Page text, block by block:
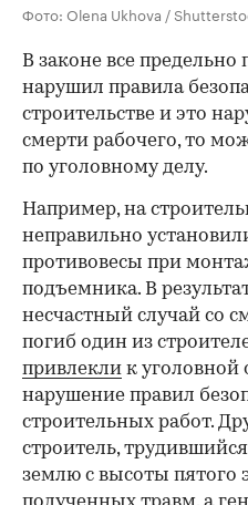
Фото: Olena Ukhova /
00:00
В законе все
нарушил правила
строительстве и это
смерти рабочего, то
по уголовному делу.
Например, на
неправильно
противовесы при
подъемника. В
несчастный случай со
погиб один из
привлекли к уголовной
нарушение правил
строительных работ.
строитель,
землю с высоты пятого